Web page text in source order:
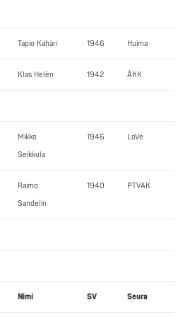
Tapio Kähäri 1946 Huima
Klas Helén 1942 ÅKK
Mikko
Seikkula
1946 LoVe
Raimo
Sandelin
1940 PTVAK
Nimi SV Seura